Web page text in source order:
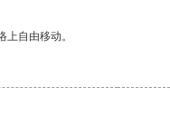
自由移动。